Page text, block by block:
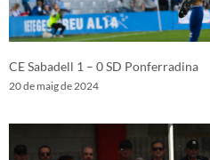
CE Sabadell 1 – 0 SD Ponferradina
20 de maig de 2024